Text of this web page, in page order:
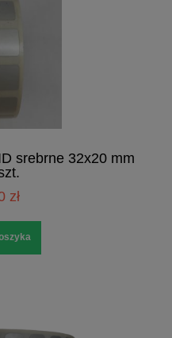
srebrne 32x20 mm
zł